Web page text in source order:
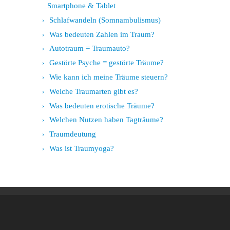
Smartphone & Tablet
Schlafwandeln (Somnambulismus)
Was bedeuten Zahlen im Traum?
Autotraum = Traumauto?
Gestörte Psyche = gestörte Träume?
Wie kann ich meine Träume steuern?
Welche Traumarten gibt es?
Was bedeuten erotische Träume?
Welchen Nutzen haben Tagträume?
Traumdeutung
Was ist Traumyoga?